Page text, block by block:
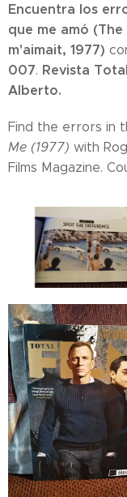
Encuentra los
que me amó
m'aimait, 1977)
007. Revista
Alberto.
Find the errors in
Me (1977) with
Films Magazine.